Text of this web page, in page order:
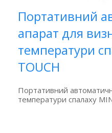
Портативний
апарат для
температури
TOUCH
Портативний
температури спалаху